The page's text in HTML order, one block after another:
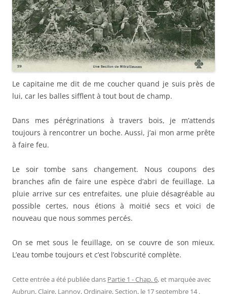
Le capitaine me dit de me coucher quand je suis près de
lui, car les balles sifflent à tout bout de champ.
Dans mes pérégrinations à travers bois, je m’attends
toujours à rencontrer un boche. Aussi, j’ai mon arme prête
à faire feu.
Le soir tombe sans changement. Nous coupons des
branches afin de faire une espèce d’abri de feuillage. La
pluie arrive sur ces entrefaites, une pluie désagréable au
possible certes, nous étions à moitié secs et voici de
nouveau que nous sommes percés.
On se met sous le feuillage, on se couvre de son mieux.
L’eau tombe toujours et c’est l’obscurité complète.
Cette entrée a été publiée dans Partie 1 - Chap. 6, et marquée avec
Aubrun,Claire, Lannoy,Ordinaire, Section, le 17 septembre 14 .